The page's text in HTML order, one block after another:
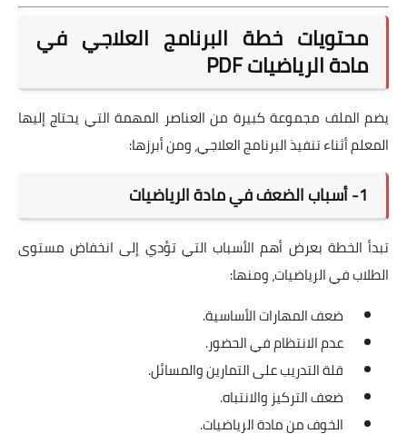
محتويات خطة البرنامج العلاجي في
مادة الرياضيات PDF
يضم الملف مجموعة كبيرة من العناصر المهمة التي يحتاج إليها
المعلم أثناء تنفيذ البرنامج العلاجي، ومن أبرزها:
1- أسباب الضعف في مادة الرياضيات
تبدأ الخطة بعرض أهم الأسباب التي تؤدي إلى انخفاض مستوى
الطلاب في الرياضيات، ومنها:
ضعف المهارات الأساسية.
عدم الانتظام في الحضور.
قلة التدريب على التمارين والمسائل.
ضعف التركيز والانتباه.
الخوف من مادة الرياضيات.